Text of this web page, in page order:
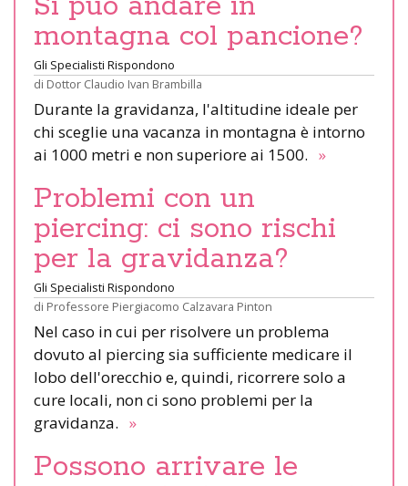
montagna col pancione?
Gli Specialisti Rispondono
di Dottor Claudio Ivan Brambilla
Durante la gravidanza, l'altitudine ideale per
chi sceglie una vacanza in montagna è intorno
ai 1000 metri e non superiore ai 1500. »
Problemi con un
piercing: ci sono rischi
per la gravidanza?
Gli Specialisti Rispondono
di Professore Piergiacomo Calzavara Pinton
Nel caso in cui per risolvere un problema
dovuto al piercing sia sufficiente medicare il
lobo dell'orecchio e, quindi, ricorrere solo a
cure locali, non ci sono problemi per la
gravidanza. »
Possono arrivare le